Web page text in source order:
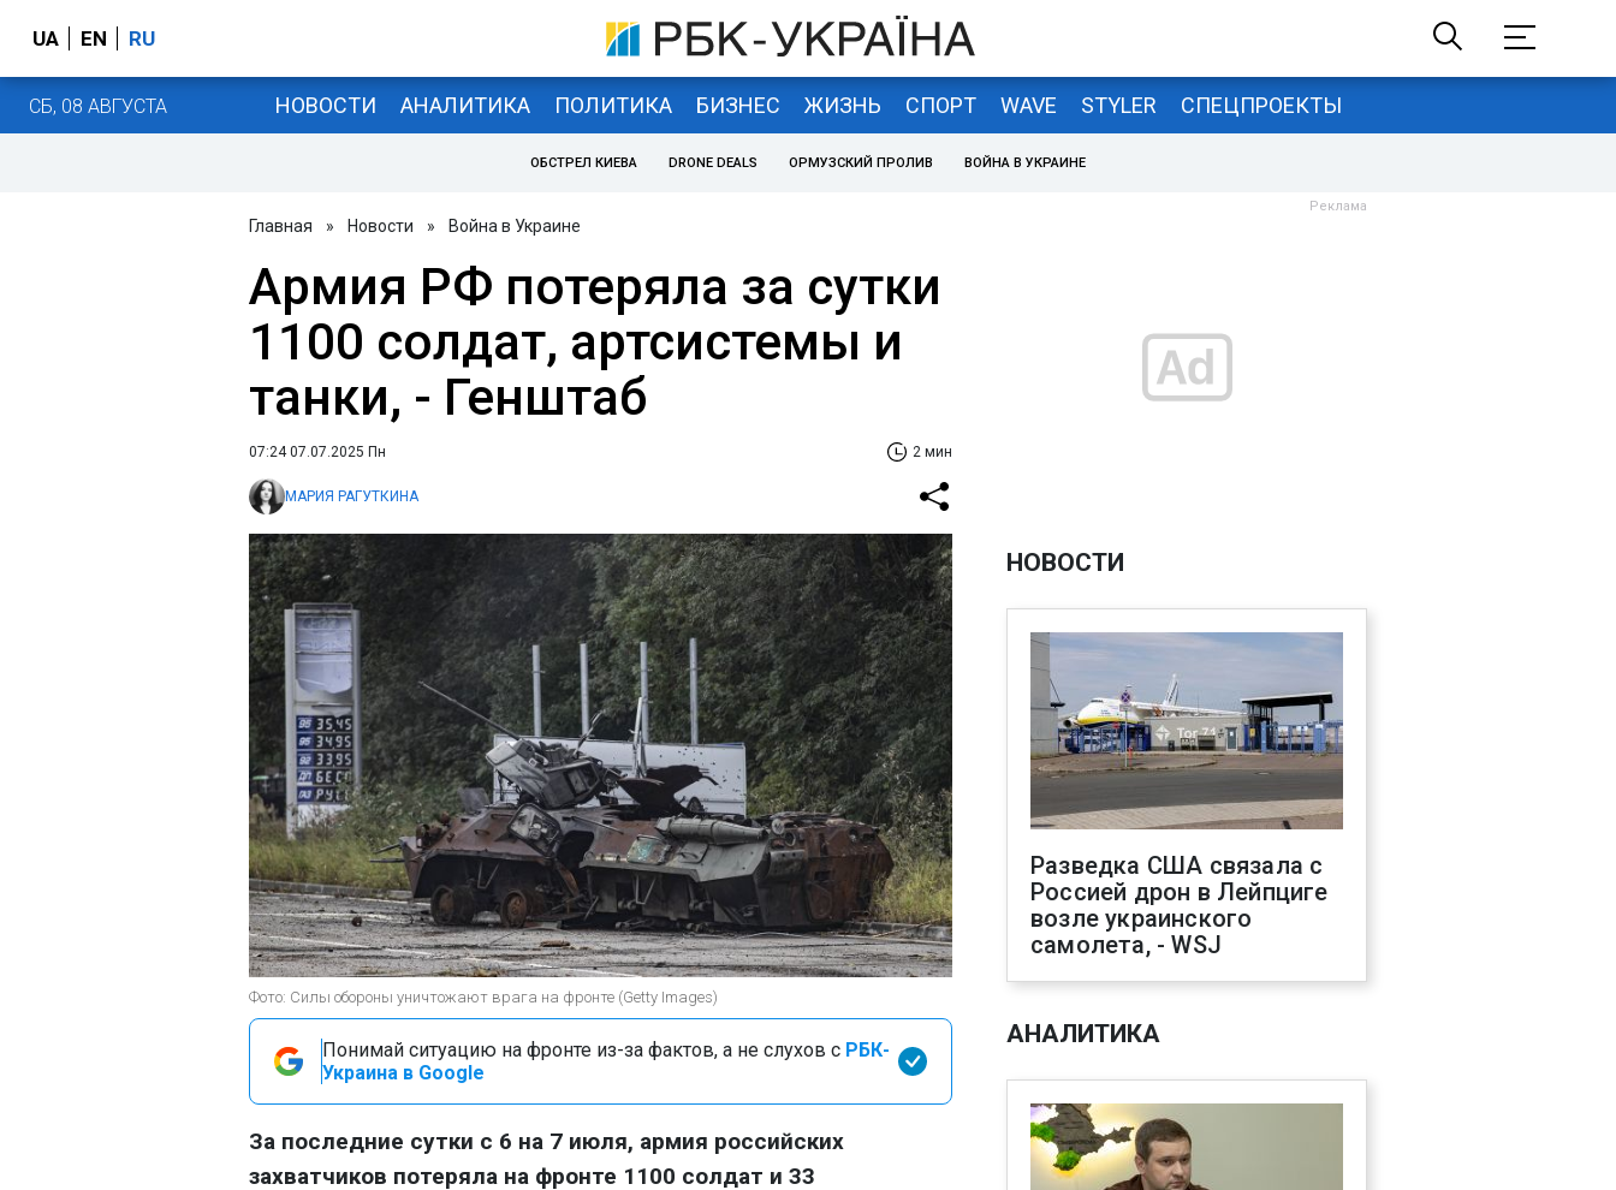
UA EN RU
СБ, 08 АВГУСТА НОВОСТИ АНАЛИТИКА ПОЛИТИКА БИЗНЕС ЖИЗНЬ СПОРТ WAVE STYLER СПЕЦПРОЕКТЫ
ОБСТРЕЛ КИЕВА DRONE DEALS ОРМУЗСКИЙ ПРОЛИВ ВОЙНА В УКРАИНЕ
Главная » Новости » Война в Украине
Армия РФ потеряла за сутки
1100 солдат, артсистемы и
танки, - Генштаб
07:24 07.07.2025 Пн 2 мин
МАРИЯ РАГУТКИНА
Фото: Силы обороны уничтожают врага на фронте (Getty Images)
Понимай ситуацию на фронте из-за фактов, а не слухов с РБК-
Украина в Google
За последние сутки с 6 на 7 июля, армия российских
захватчиков потеряла на фронте 1100 солдат и 33
НОВОСТИ
Разведка США связала с
Россией дрон в Лейпциге
возле украинского
самолета, - WSJ
АНАЛИТИКА